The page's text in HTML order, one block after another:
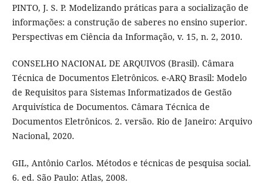
PINTO, J. S. P. Modelizando práticas para a socialização de
informações: a construção de saberes no ensino superior.
Perspectivas em Ciência da Informação, v. 15, n. 2, 2010.
CONSELHO NACIONAL DE ARQUIVOS (Brasil). Câmara
Técnica de Documentos Eletrônicos. e-ARQ Brasil: Modelo
de Requisitos para Sistemas Informatizados de Gestão
Arquivística de Documentos. Câmara Técnica de
Documentos Eletrônicos. 2. versão. Rio de Janeiro: Arquivo
Nacional, 2020.
GIL, Antônio Carlos. Métodos e técnicas de pesquisa social.
6. ed. São Paulo: Atlas, 2008.